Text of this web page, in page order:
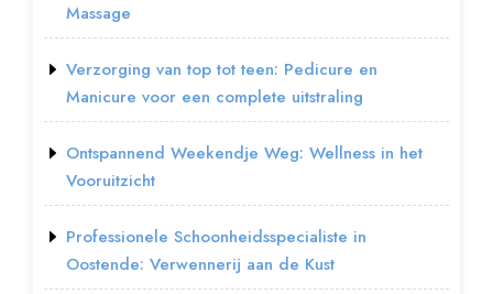
Massage
Verzorging van top tot teen: Pedicure en
Manicure voor een complete uitstraling
Ontspannend Weekendje Weg: Wellness in het
Vooruitzicht
Professionele Schoonheidsspecialiste in
Oostende: Verwennerij aan de Kust